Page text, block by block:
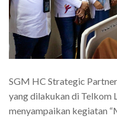
SGM HC Strategic
yang dilakukan di Telkom
menyampaikan kegiatan